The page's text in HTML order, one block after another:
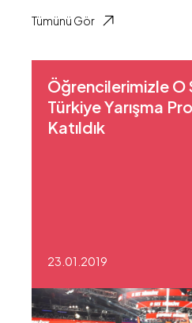
Tümünü Gör
Öğrencilerimizle O
Türkiye Yarışma
Katıldık
23.01.2019